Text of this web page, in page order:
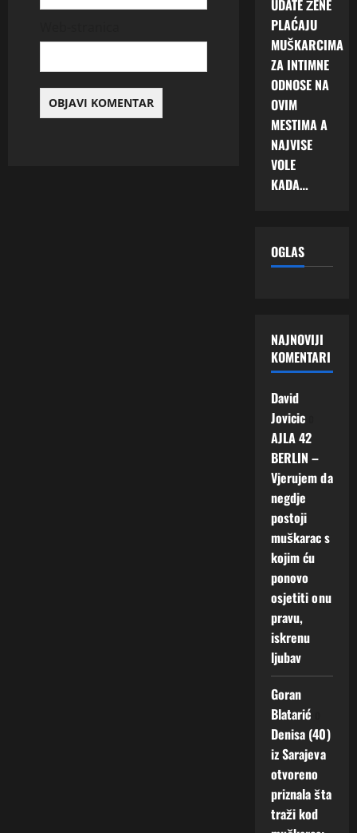
UDATE ŽENE
PLAĆAJU
MUŠKARCIMA
ZA INTIMNE
ODNOSE NA
OVIM
MESTIMA A
NAJVISE
VOLE
KADA…
OGLAS
NAJNOVIJI
KOMENTARI
David
Jovicic
AJLA 42
BERLIN –
Vjerujem da
negdje
postoji
muškarac s
kojim ću
ponovo
osjetiti onu
pravu,
iskrenu
ljubav
Goran
Blatarić
Denisa (40)
iz Sarajeva
otvoreno
priznala šta
traži kod